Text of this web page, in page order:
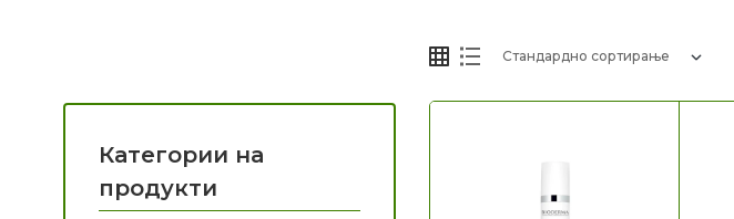
Категории на
продукти